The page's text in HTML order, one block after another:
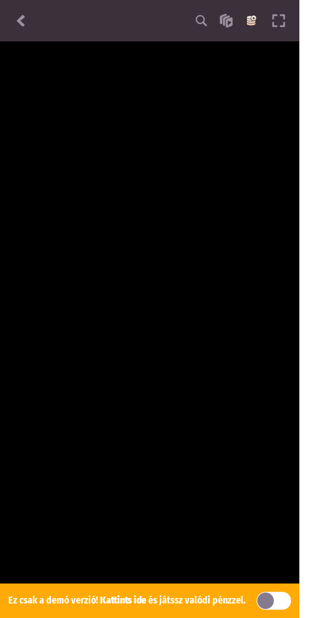
Ez csak a demó verzió!Kattints ideés játssz valódi pénzzel.